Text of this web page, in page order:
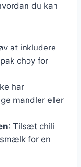
du kan
at inkludere
choy for
har
mandler eller
: Tilsæt chili
for en